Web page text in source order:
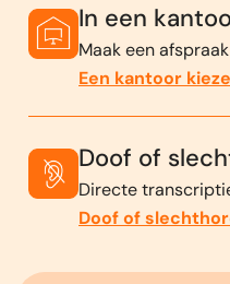
In een
Maak een
Een kantoor
Doof of
Directe
Doof of